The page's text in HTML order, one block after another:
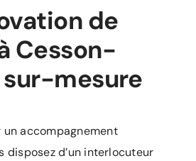
de
Cesson-
sur-mesure
un accompagnement
disposez d’un interlocuteur